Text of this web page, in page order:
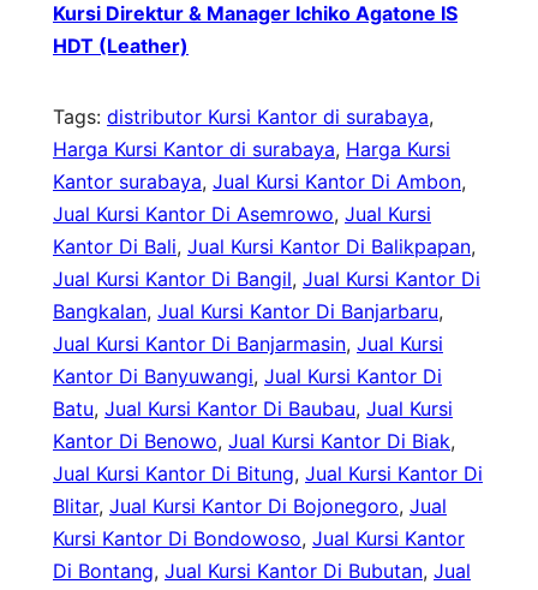
Kursi Direktur & Manager Ichiko Agatone IS
HDT (Leather)
Tags: distributor Kursi Kantor di surabaya
Harga Kursi Kantor di surabaya, Harga Kursi
Kantor surabaya, Jual Kursi Kantor Di Ambon
Jual Kursi Kantor Di Asemrowo, Jual Kursi
Kantor Di Bali, Jual Kursi Kantor Di Balikpapan
Jual Kursi Kantor Di Bangil, Jual Kursi Kantor Di
Bangkalan, Jual Kursi Kantor Di Banjarbaru
Jual Kursi Kantor Di Banjarmasin, Jual Kursi
Kantor Di Banyuwangi, Jual Kursi Kantor Di
Batu, Jual Kursi Kantor Di Baubau, Jual Kursi
Kantor Di Benowo, Jual Kursi Kantor Di Biak
Jual Kursi Kantor Di Bitung, Jual Kursi Kantor Di
Blitar, Jual Kursi Kantor Di Bojonegoro, Jual
Kursi Kantor Di Bondowoso, Jual Kursi Kantor
Di Bontang, Jual Kursi Kantor Di Bubutan, Jual